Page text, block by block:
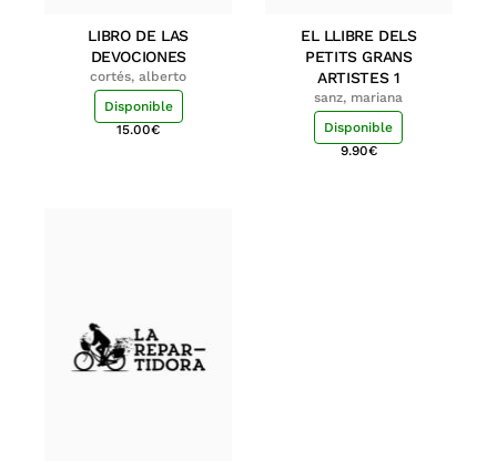
LIBRO DE LAS
DEVOCIONES
cortés, alberto
Disponible
15.00€
EL LLIBRE DELS
PETITS GRANS
ARTISTES 1
sanz, mariana
Disponible
9.90€